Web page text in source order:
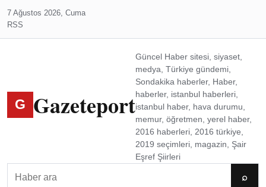
7 Ağustos 2026, Cuma
RSS
G Gazeteport
Güncel Haber sitesi, siyaset,
medya, Türkiye gündemi,
Sondakika haberler, Haber,
haberler, istanbul haberleri,
istanbul haber, hava durumu,
memur, öğretmen, yerel haber,
2016 haberleri, 2016 türkiye,
2019 seçimleri, magazin, Şair
Eşref Şiirleri
⌕